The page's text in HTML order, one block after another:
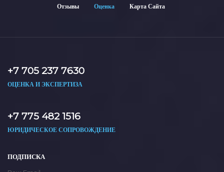
Отзывы
Оценка Карта Сайта
+7 705 237 7630
ОЦЕНКА И ЭКСПЕРТИЗА
+7 775 482 1516
ЮРИДИЧЕСКОЕ СОПРОВОЖДЕНИЕ
ПОДПИСКА